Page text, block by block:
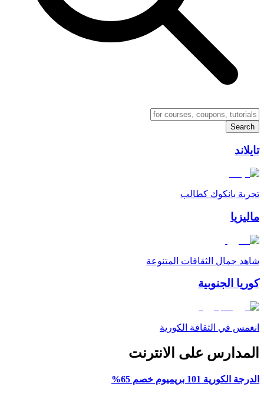
Search
تايلاند
تجربة بانكوك كطالب
ماليزيا
شاهد جمال الثقافات المتنوعة
كوريا الجنوبية
انغمس في الثقافة الكورية
المدارس على الانترنت
الدرجة الكورية 101 بريميوم خصم 65%